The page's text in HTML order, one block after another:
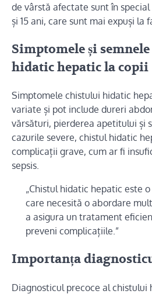
de vârstă afectate sunt în
și 15 ani, care sunt mai expuși la
Simptomele și
hidatic hepatic la copii
Simptomele chistului hidatic
variate și pot include dureri
vărsături, pierderea apetitului și
cazurile severe, chistul hidatic
complicații grave, cum ar fi
sepsis.
„Chistul hidatic hepatic este
care necesită o abordare
a asigura un tratament
preveni complicațiile.”
Importanța
Diagnosticul precoce al chistului